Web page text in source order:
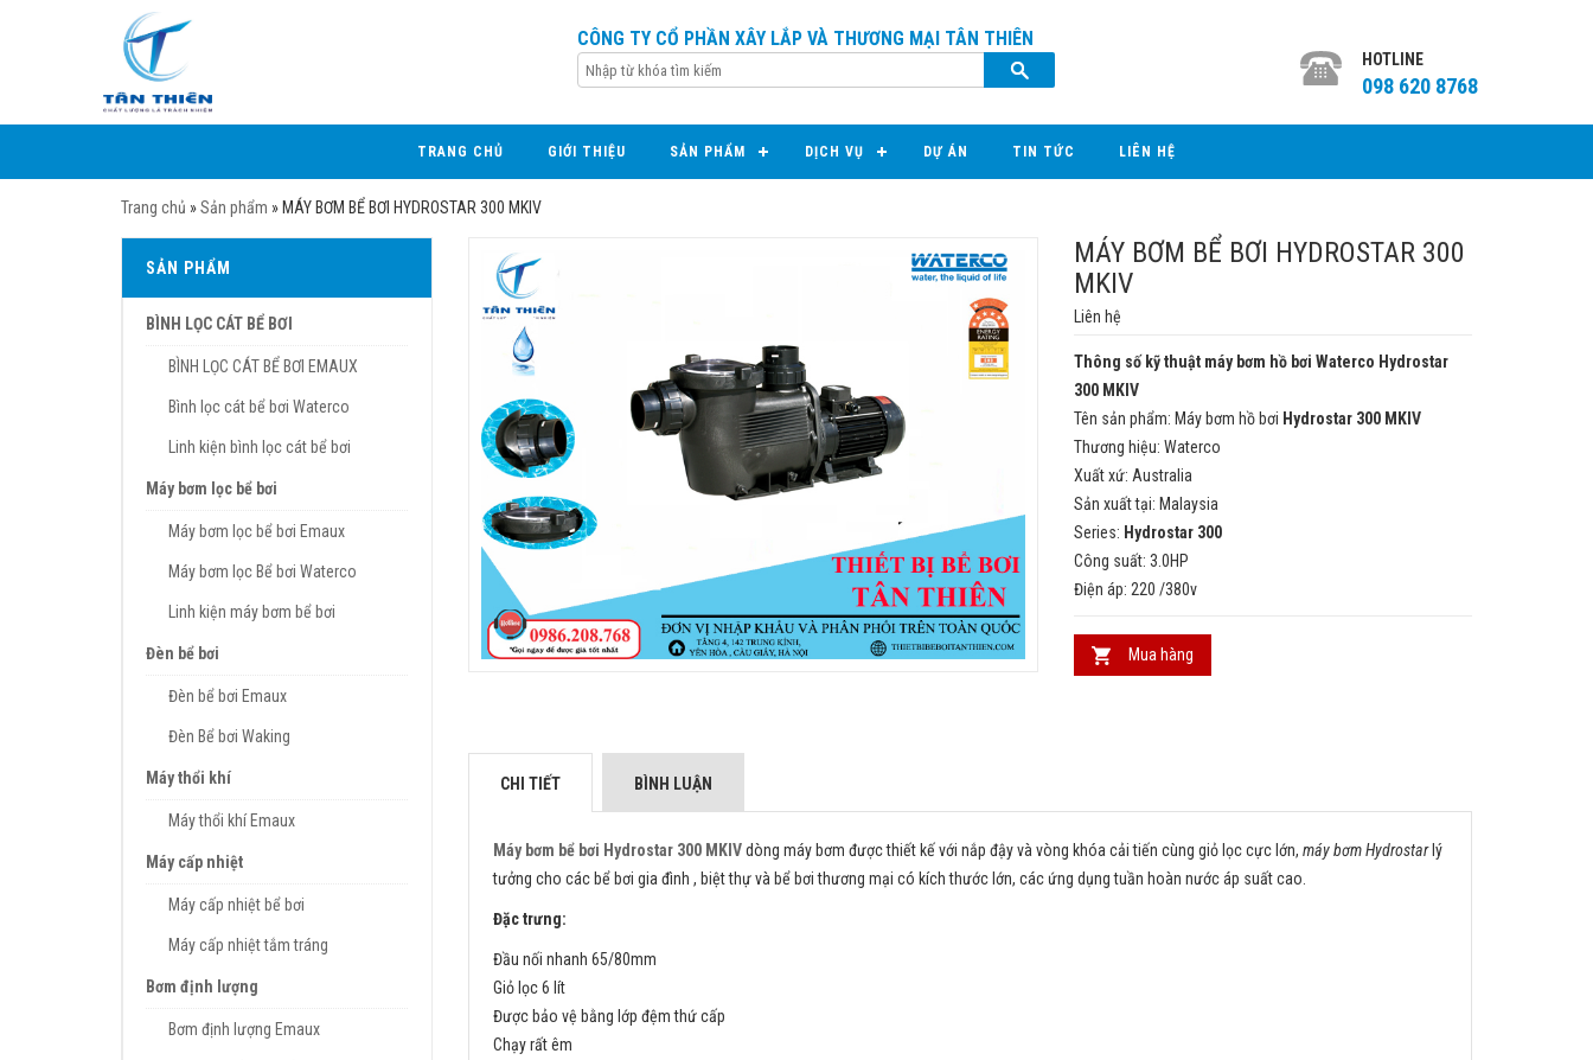
CÔNG TY CỔ PHẦN XÂY LẮP VÀ THƯƠNG MẠI TÂN THIÊN
HOTLINE
098 620 8768
TRANG CHỦ GIỚI THIỆU SẢN PHẨM DỊCH VỤ DỰ ÁN TIN TỨC LIÊN HỆ
Trang chủ »Sản phẩm » MÁY BƠM BỂ BƠI HYDROSTAR 300 MKIV
MÁY BƠM BỂ BƠI HYDROSTAR 300
MKIV
Liên hệ
Thông số kỹ thuật máy bơm hồ bơi Waterco Hydrostar
300 MKIV
Tên sản phẩm: Máy bơm hồ bơi Hydrostar 300 MKIV
Thương hiệu: Waterco
Xuất xứ: Australia
Sản xuất tại: Malaysia
Series: Hydrostar 300
Công suất: 3.0HP
Điện áp: 220 /380v
Mua hàng
CHI TIẾT BÌNH LUẬN
Máy bơm bể bơi Hydrostar 300 MKIVdòng máy bơm được thiết kế với nắp đậy và vòng khóa cải tiến cùng giỏ lọc cực lớn, máy bơm Hydrostarlý
tưởng cho các bể bơi gia đình , biệt thự và bể bơi thương mại có kích thước lớn, các ứng dụng tuần hoàn nước áp suất cao.
Đặc trưng:
Đầu nối nhanh 65/80mm
Giỏ lọc 6 lít
Được bảo vệ bằng lớp đệm thứ cấp
Chạy rất êm
SẢN PHẨM
BÌNH LỌC CÁT BỂ BƠI
BÌNH LỌC CÁT BỂ BƠI EMAUX
Bình lọc cát bể bơi Waterco
Linh kiện bình lọc cát bể bơi
Máy bơm lọc bể bơi
Máy bơm lọc bể bơi Emaux
Máy bơm lọc Bể bơi Waterco
Linh kiện máy bơm bể bơi
Đèn bể bơi
Đèn bể bơi Emaux
Đèn Bể bơi Waking
Máy thổi khí
Máy thổi khí Emaux
Máy cấp nhiệt
Máy cấp nhiệt bể bơi
Máy cấp nhiệt tắm tráng
Bơm định lượng
Bơm định lượng Emaux